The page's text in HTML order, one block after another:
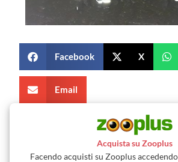
Facebook X
Email
Acquista su Zooplus
Facendo acquisti su Zooplus